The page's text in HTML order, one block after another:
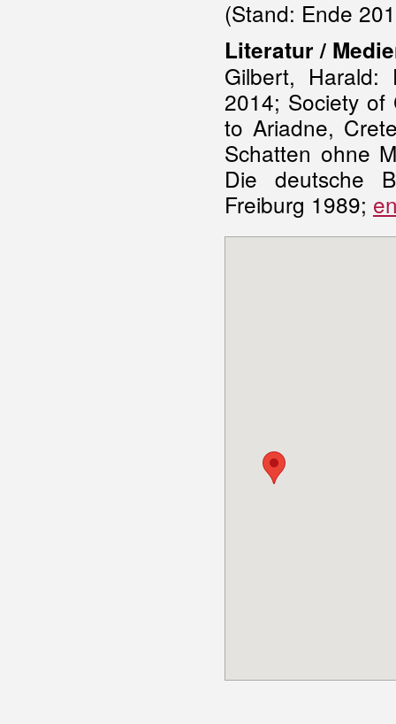
(Stand: Ende
Literatur /
Gilbert, Harald:
2014; Society of
to Ariadne,
Schatten ohne
Die deutsche
Freiburg 1989;